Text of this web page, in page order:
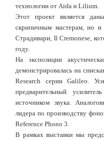
технологии от Aida и Lilium.
Этот проект является
скрипичным мастерам, но и
Страдивари, Il Cremonese,
году.
На экспозиции
демонстрировалась на
Research серии Galileo.
предварительный
источником звука.
лидера по производству
Reference Phono 3.
В рамках выставки мы